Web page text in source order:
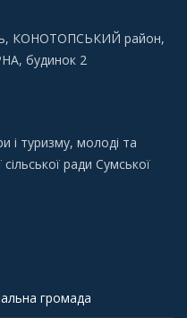
КОНОТОПСЬКИЙ район,
будинок 2
і туризму, молоді та
ради Сумської
громада